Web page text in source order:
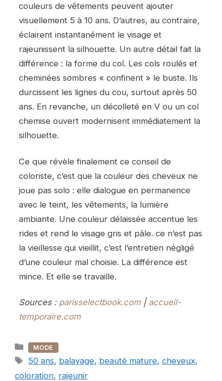
couleurs de vêtements peuvent ajouter
visuellement 5 à 10 ans. D’autres, au contraire,
éclairent instantanément le visage et
rajeunissent la silhouette. Un autre détail fait la
différence : la forme du col. Les cols roulés et
cheminées sombres « confinent » le buste. Ils
durcissent les lignes du cou, surtout après 50
ans. En revanche, un décolleté en V ou un col
chemise ouvert modernisent immédiatement la
silhouette.
Ce que révèle finalement ce conseil de
coloriste, c’est que la couleur des cheveux ne
joue pas solo : elle dialogue en permanence
avec le teint, les vêtements, la lumière
ambiante. Une couleur délaissée accentue les
rides et rend le visage gris et pâle. ce n’est pas
la vieillesse qui vieillit, c’est l’entretien négligé
d’une couleur mal choisie. La différence est
mince. Et elle se travaille.
Sources : parisselectbook.com | accueil-
temporaire.com
Catégories
MODE
Étiquettes
50 ans, balayage, beauté mature, cheveux,
coloration, rajeunir